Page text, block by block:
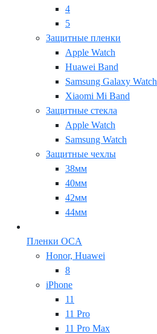
4
5
Защитные пленки
Apple Watch
Huawei Band
Samsung Galaxy Watch
Xiaomi Mi Band
Защитные стекла
Apple Watch
Samsung Watch
Защитные чехлы
38мм
40мм
42мм
44мм
Пленки OCA
Honor, Huawei
8
iPhone
11
11 Pro
11 Pro Max